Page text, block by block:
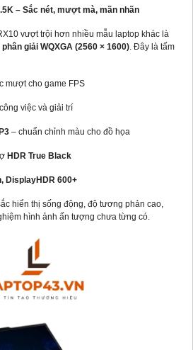
– Sắc nét, mượt mà, mãn nhãn
vượt trội hơn nhiều mẫu laptop khác là
giải WQXGA (2560 × 1600) . Đây là tấm
mượt cho game FPS
việc và giải trí
– chuẩn chỉnh màu cho đồ họa
HDR True Black
DisplayHDR 600+
hiển thị sống động, độ tương phản cao,
hình ảnh ấn tượng chưa từng có.